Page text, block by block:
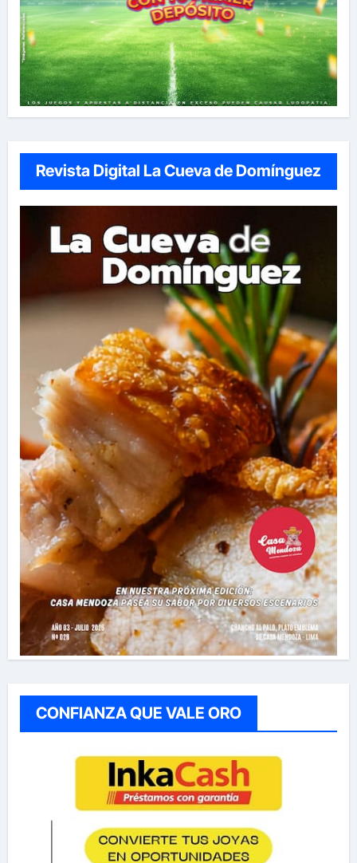
Revista Digital La Cueva de Domínguez
CONFIANZA QUE VALE ORO